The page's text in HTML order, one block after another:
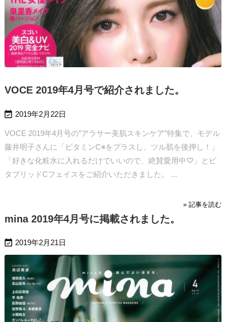
VOCE 2019年4月号で紹介されました。
 2019年2月22日
VOCE 2019年4月号の”アラサー美肌スキンケア”特集で、モデル
藤井明子さんに「ビタミンC※をプラスし、ツル肌を後押し！」
「好きな化粧水に入れるだけでいいので、絶賛愛用中♡」とビ
タブリッドCフェイスをご紹介いただきました。 ...
» 記事を読む
mina 2019年4月号に掲載されました。
 2019年2月21日